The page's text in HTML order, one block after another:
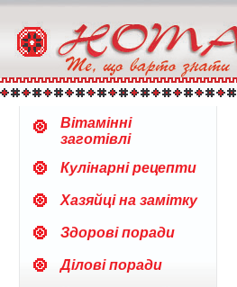
Вітамінні
заготівлі
Кулінарні рецепти
Хазяйці на замітку
Здорові поради
Ділові поради